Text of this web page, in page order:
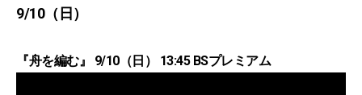
9/10（日）
『舟を編む』 9/10（日） 13:45 BSプレミアム